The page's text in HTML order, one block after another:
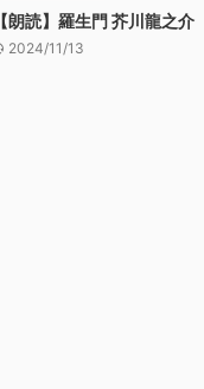
【朗読】羅生門 芥川龍之介
2024/11/13